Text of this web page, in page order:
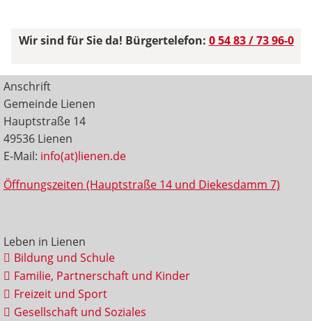
Wir sind für Sie da! Bürgertelefon: 0 54 83 / 73 96-0
Anschrift
Gemeinde Lienen
Hauptstraße 14
49536 Lienen
E-Mail: info(at)lienen.de
Öffnungszeiten (Hauptstraße 14 und Diekesdamm 7)
Leben in Lienen
Bildung und Schule
Familie, Partnerschaft und Kinder
Freizeit und Sport
Gesellschaft und Soziales